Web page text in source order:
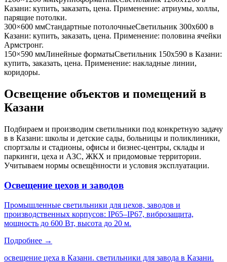
Казани: купить, заказать, цена. Применение: атриумы, холлы,
парящие потолки.
300×600 ммСтандартные потолочныеСветильник 300x600 в
Казани: купить, заказать, цена. Применение: половина ячейки
Армстронг.
150×590 ммЛинейные форматыСветильник 150x590 в Казани:
купить, заказать, цена. Применение: накладные линии,
коридоры.
Освещение объектов и помещений в
Казани
Подбираем и производим светильники под конкретную задачу
в в Казани: школы и детские сады, больницы и поликлиники,
спортзалы и стадионы, офисы и бизнес-центры, склады и
паркинги, цеха и АЗС, ЖКХ и придомовые территории.
Учитываем нормы освещённости и условия эксплуатации.
Освещение цехов и заводов
Промышленные светильники для цехов, заводов и
производственных корпусов: IP65–IP67, виброзащита,
мощность до 600 Вт, высота до 20 м.
Подробнее →
освещение цеха в Казани. светильники для завода в Казани.